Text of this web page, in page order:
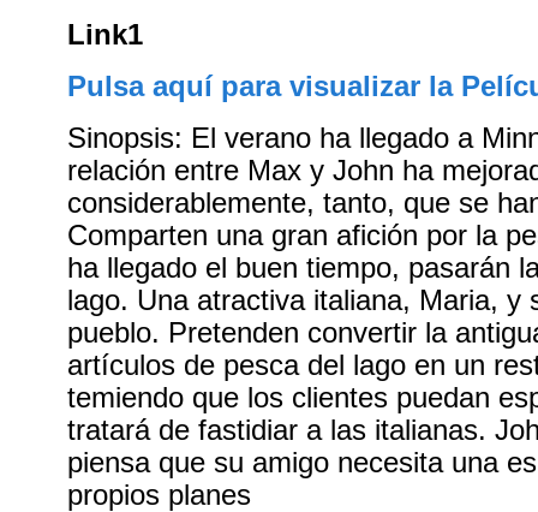
Link1
Pulsa aquí para visualizar la
Sinopsis: El verano ha llegado a
relación entre Max y John ha
considerablemente, tanto, que se
Comparten una gran afición por la
ha llegado el buen tiempo, pasarán
lago. Una atractiva italiana, Maria, y
pueblo. Pretenden convertir la
artículos de pesca del lago en un
temiendo que los clientes puedan
tratará de fastidiar a las italianas.
piensa que su amigo necesita una
propios planes